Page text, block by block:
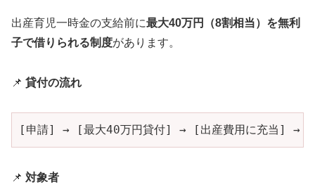
出産育児一時金の支給前に最大40万円（8割相当）を無利
子で借りられる制度があります。
📌 貸付の流れ
[申請] → [最大40万円貸付] → [出産費用に充当] → [後
📌 対象者